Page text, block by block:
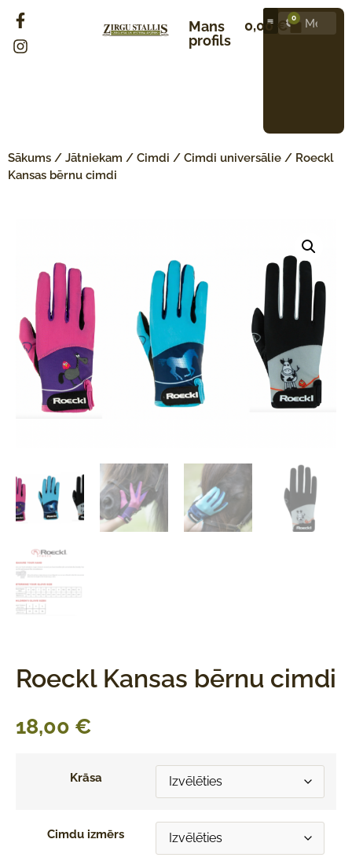
Mans
profils
0,00 € 0
Sākums / Jātniekam / Cimdi / Cimdi universālie / Roeckl
Kansas bērnu cimdi
Roeckl Kansas bērnu cimdi
18,00 €
Krāsa
Cimdu izmērs